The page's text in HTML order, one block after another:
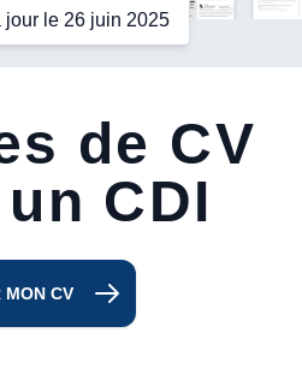
jour le 26 juin 2025
de CV
CDI
MON CV